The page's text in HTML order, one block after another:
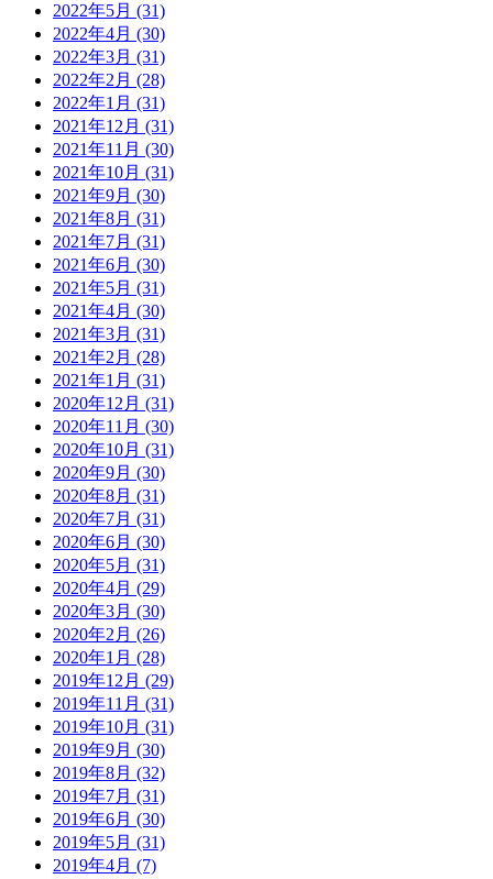
2022年5月 (31)
2022年4月 (30)
2022年3月 (31)
2022年2月 (28)
2022年1月 (31)
2021年12月 (31)
2021年11月 (30)
2021年10月 (31)
2021年9月 (30)
2021年8月 (31)
2021年7月 (31)
2021年6月 (30)
2021年5月 (31)
2021年4月 (30)
2021年3月 (31)
2021年2月 (28)
2021年1月 (31)
2020年12月 (31)
2020年11月 (30)
2020年10月 (31)
2020年9月 (30)
2020年8月 (31)
2020年7月 (31)
2020年6月 (30)
2020年5月 (31)
2020年4月 (29)
2020年3月 (30)
2020年2月 (26)
2020年1月 (28)
2019年12月 (29)
2019年11月 (31)
2019年10月 (31)
2019年9月 (30)
2019年8月 (32)
2019年7月 (31)
2019年6月 (30)
2019年5月 (31)
2019年4月 (7)